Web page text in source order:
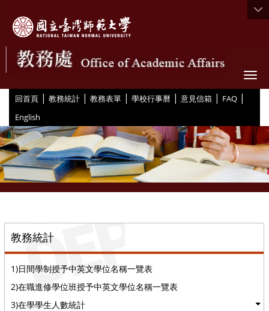
回首頁 | 教務統計 | 教務表單 | 學校行事曆 | 意見信箱 | FAQ |
English
教務統計
1)日間學制授予中英文學位名稱一覽表
2)在職進修學位班授予中英文學位名稱一覽表
3)在學學生人數統計